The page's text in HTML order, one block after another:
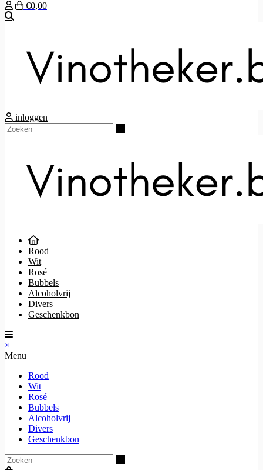
€0,00
inloggen
Rood
Wit
Rosé
Bubbels
Alcoholvrij
Divers
Geschenkbon
×
Menu
Rood
Wit
Rosé
Bubbels
Alcoholvrij
Divers
Geschenkbon